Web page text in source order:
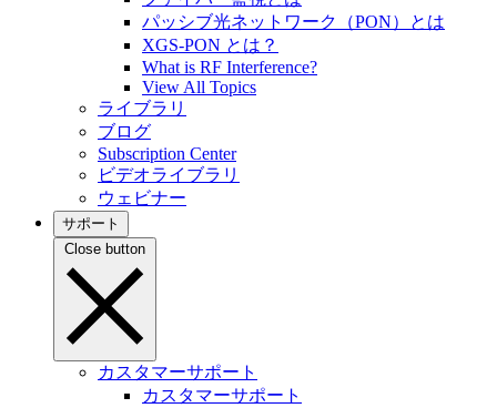
パッシブ光ネットワーク（PON）とは
XGS-PON とは？
What is RF Interference?
View All Topics
ライブラリ
ブログ
Subscription Center
ビデオライブラリ
ウェビナー
サポート
Close button
カスタマーサポート
カスタマーサポート